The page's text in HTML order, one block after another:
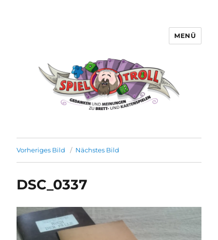
MENÜ
Vorheriges Bild Nächstes Bild
DSC_0337